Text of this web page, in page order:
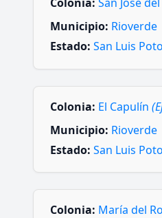
Municipio: Rioverde
Estado: San Luis
Colonia: El Capulín
Municipio: Rioverde
Estado: San Luis
Colonia: María del